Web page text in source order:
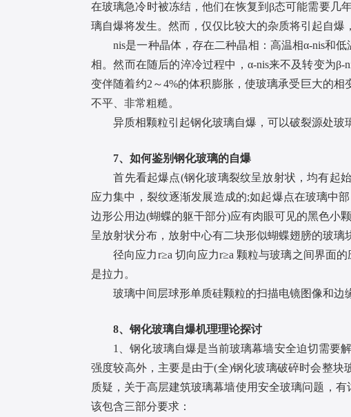
在玻璃急冷时被冻结，他们在恢复到β态可能需要几
璃自爆将发生。然而，仅仅比较大的杂质将引起自爆
nis是一种晶体，存在二种晶相：高温相α-nis和低
相。然而在随后的淬冷过程中，α-nis来不及转变为
变伴随着约2～4%的体积膨胀，使玻璃承受巨大的
不平、非常粗糙。
异质相颗粒引起钢化玻璃自爆，可以破裂源处玻
7、如何鉴别钢化玻璃的自爆
首先看起爆点(钢化玻璃裂纹呈放射状，均有起始
应力集中，裂纹逐渐发展造成的;如起爆点在玻璃中
边形公用边(蝴蝶的躯干部分)应有肉眼可见的黑色小
呈放射状分布，放射中心有二块形似蝴蝶翅膀的玻璃
径向应力r≥a 切向应力r≥a 颗粒与玻璃之间界面的
是拉力。
玻璃中间层球形单质硅颗粒的扫描电镜图像和边
8、钢化玻璃自爆机理理论探讨
1、钢化玻璃自爆是当前玻璃幕墙安全迫切需要解
强度较高外，主要是由于(全)钢化玻璃破碎时会整
质疑，关于高层建筑玻璃幕墙使用安全玻璃问题，
该包含三部分要求：